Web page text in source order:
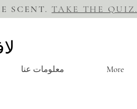
SCENT.TAKE THE QUIZ.
معلومات عنا More